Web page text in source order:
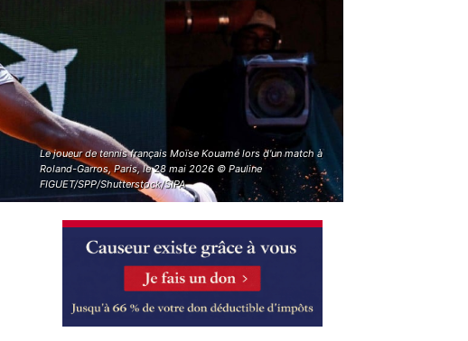
Le joueur de tennis français Moïse Kouamé lors d'un match à
Roland-Garros, Paris, le 28 mai 2026 © Pauline
FIGUET/SPP/Shutterstock/SIPA